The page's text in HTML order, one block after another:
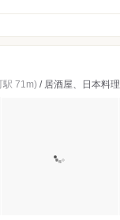
駅 71m) / 居酒屋、日本料理